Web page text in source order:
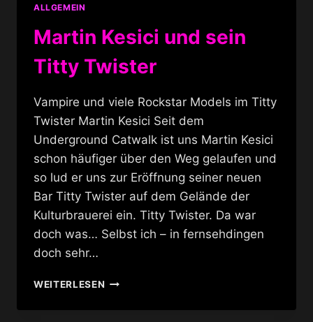
ALLGEMEIN
Martin Kesici und sein
Titty Twister
Vampire und viele Rockstar Models im Titty
Twister Martin Kesici Seit dem
Underground Catwalk ist uns Martin Kesici
schon häufiger über den Weg gelaufen und
so lud er uns zur Eröffnung seiner neuen
Bar Titty Twister auf dem Gelände der
Kulturbrauerei ein. Titty Twister. Da war
doch was… Selbst ich – in fernsehdingen
doch sehr…
WEITERLESENMARTIN
UND